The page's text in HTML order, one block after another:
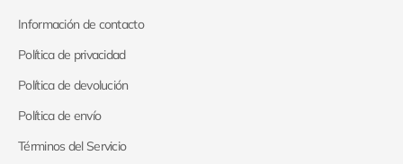
Información de contacto
Política de privacidad
Política de devolución
Política de envío
Términos del Servicio